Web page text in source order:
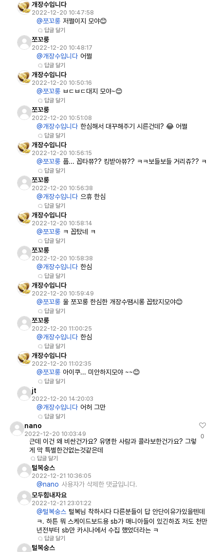
개장수입니다
2022-12-20 10:47:58
@쪼꼬룽 저쩔이지 모야😊
답글 달기
쪼꼬룽
2022-12-20 10:48:17
@개장수입니다 어쩔
답글 달기
개장수입니다
2022-12-20 10:50:16
@쪼꼬룽 ㅂㄷㅂㄷ대지 모야~😊
답글 달기
쪼꼬룽
2022-12-20 10:51:08
@개장수입니다 한심해서 대꾸해주기 시른건데? 😂 어쩔
답글 달기
개장수입니다
2022-12-20 10:56:15
@쪼꼬룽 풉... 꼽타쮸?? 킹받아쮸?? ㅋㅋ보들보들 거리쥬?? ㅋ
답글 달기
쪼꼬룽
2022-12-20 10:56:38
@개장수입니다 으휴 한심
답글 달기
개장수입니다
2022-12-20 10:58:14
@쪼꼬룽 ㅋ 꼽탔네 ㅋ
답글 달기
쪼꼬룽
2022-12-20 10:58:38
@개장수입니다 한심
답글 달기
개장수입니다
2022-12-20 10:59:49
@쪼꼬룽 울 쪼꼬룽 한심한 개장수땜시롱 꼽탔지모야😊
답글 달기
쪼꼬룽
2022-12-20 11:00:25
@개장수입니다 한심
답글 달기
개장수입니다
2022-12-20 11:02:35
@쪼꼬룽 아이쿠... 미안하지모야 ~~😊
답글 달기
jt
2022-12-20 14:20:03
@개장수입니다 어허 그만
답글 달기
nano
2022-12-20 10:03:49
근데 이건 왜 비싼건가요? 유명한 사람과 콜라보한건가요? 그렇
게 막 특별한건없는것같은데
답글 달기
0
털복숭스
2022-12-21 10:36:05
@nano 사용자가 삭제한 댓글입니다.
모두힘내자요
2022-12-21 23:01:22
@털복숭스 털복님 착하시다 다른분들이 답 안단이유가있을텐데
ㅋ. 하튼 뭐 스케이드보드용 sb가 매니아들이 있긴하죠 저도 천만
년전부터 sb만 카시나에서 수집 했었더라는 ㅋ
답글 달기
털복숭스